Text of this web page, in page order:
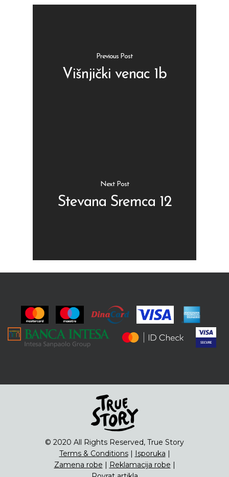
Previous Post
Višnjički venac 1b
Next Post
Stevana Sremca 12
© 2020 All Rights Reserved, True Story
Terms & Conditions| Isporuka |
Zamena robe | Reklamacija robe |
Paketi proizvoda